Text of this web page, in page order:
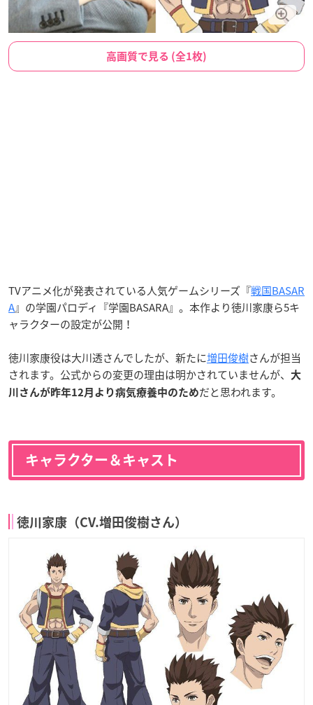
高画質で見る (全1枚)
TVアニメ化が発表されている人気ゲームシリーズ『戦国BASAR
A』の学園パロディ『学園BASARA』。本作より徳川家康ら5キ
ャラクターの設定が公開！
徳川家康役は大川透さんでしたが、新たに増田俊樹さんが担当
されます。公式からの変更の理由は明かされていませんが、
大
川さんが昨年12月より病気療養中のためだと思われます。
キャラクター＆キャスト
徳川家康（CV.増田俊樹さん）